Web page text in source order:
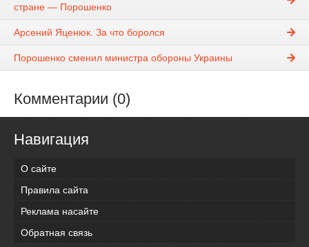
стране — Порошенко
Арсений Яценюк. За что боролся
Порошенко сменил министра обороны Украины
Комментарии (0)
Навигация
О сайте
Правила сайта
Реклама насайте
Обратная связь